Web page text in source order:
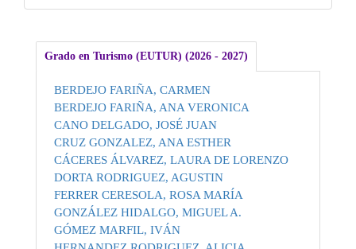
Grado en Turismo (EUTUR) (2026 - 2027)
BERDEJO FARIÑA, CARMEN
BERDEJO FARIÑA, ANA VERONICA
CANO DELGADO, JOSÉ JUAN
CRUZ GONZALEZ, ANA ESTHER
CÁCERES ÁLVAREZ, LAURA DE LORENZO
DORTA RODRIGUEZ, AGUSTIN
FERRER CERESOLA, ROSA MARÍA
GONZÁLEZ HIDALGO, MIGUEL A.
GÓMEZ MARFIL, IVÁN